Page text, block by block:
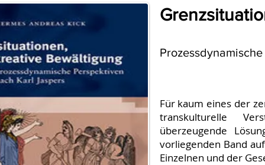
Für kaum eines der
transkulturelle
überzeugende
vorliegenden Band
Einzelnen und der